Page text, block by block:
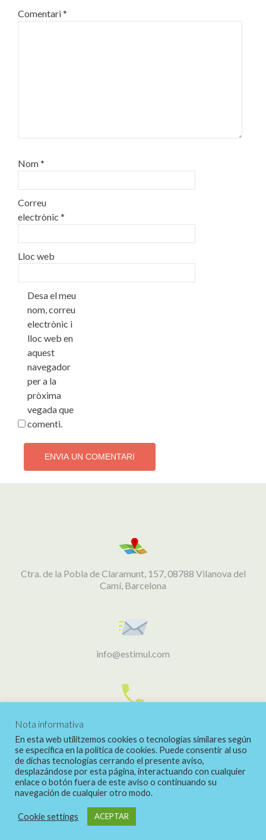
Comentari*
Nom*
Correu
electrònic *
Lloc web
Desa el meu
nom, correu
electrònic i
lloc web en
aquest
navegador
per a la
pròxima
vegada que
comenti.
Ctra. de la Pobla de Claramunt, 157, 08788 Vilanova del
Camí, Barcelona
info@estimul.com
Facebook
link
Instagram
link
Avís legal - Política de privacitat Estímul (Veure en
apartat contacte) © Copyright 2019
Nota informativa
En esta web utilitzemos cookies o tecnologías similares según
se especifica en la política de cookies. Puede consentir al uso
de dichas tecnologías cerrando el presente aviso,
desplazándose por esta página, interactuando con cualquier
enlace o botón fuera de este aviso o continuando su
navegación de cualquier otro modo.
Cookie settings ACEPTAR